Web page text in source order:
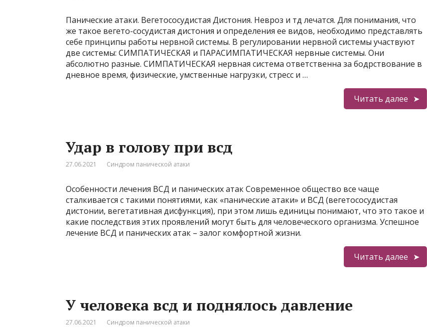
Панические атаки. Вегетососудистая Дистония. Невроз и тд лечатся. Для понимания, что
же такое вегето-сосудистая дистония и определения ее видов, необходимо представлять
себе принципы работы нервной системы. В регулировании нервной системы участвуют
две системы: СИМПАТИЧЕСКАЯ и ПАРАСИМПАТИЧЕСКАЯ нервные системы. Они
абсолютно разные. СИМПАТИЧЕСКАЯ нервная система ответственна за бодрствование в
дневное время, физические, умственные нагрузки, стресс и …
Читать далее
Удар в голову при всд
27.06.2021 Синдром панической атаки
Особенности лечения ВСД и панических атак Современное общество все чаще
сталкивается с такими понятиями, как «панические атаки» и ВСД (вегетососудистая
дистонии, вегетативная дисфункция), при этом лишь единицы понимают, что это такое и
какие последствия этих проявлений могут быть для человеческого организма. Успешное
лечение ВСД и панических атак – залог комфортной жизни.
Читать далее
У человека всд и поднялось давление
27.06.2021 Синдром панической атаки